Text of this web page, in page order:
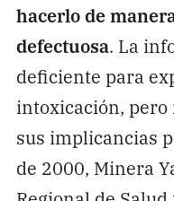
hacerlo de
defectuosa. La
deficiente para
intoxicación,
sus implicancias
de 2000, Minera